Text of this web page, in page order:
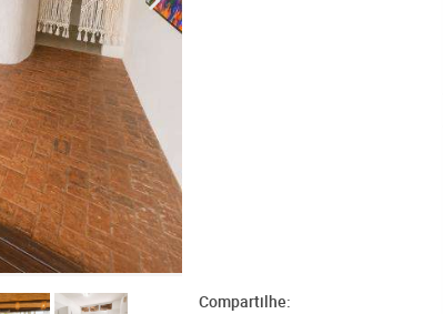
Compartilhe: